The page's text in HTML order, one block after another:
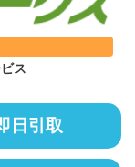
ス
日引取